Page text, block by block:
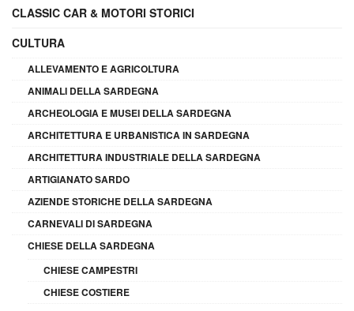
CLASSIC CAR & MOTORI STORICI
CULTURA
ALLEVAMENTO E AGRICOLTURA
ANIMALI DELLA SARDEGNA
ARCHEOLOGIA E MUSEI DELLA SARDEGNA
ARCHITETTURA E URBANISTICA IN SARDEGNA
ARCHITETTURA INDUSTRIALE DELLA SARDEGNA
ARTIGIANATO SARDO
AZIENDE STORICHE DELLA SARDEGNA
CARNEVALI DI SARDEGNA
CHIESE DELLA SARDEGNA
CHIESE CAMPESTRI
CHIESE COSTIERE